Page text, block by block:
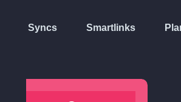
Syncs Smartlinks